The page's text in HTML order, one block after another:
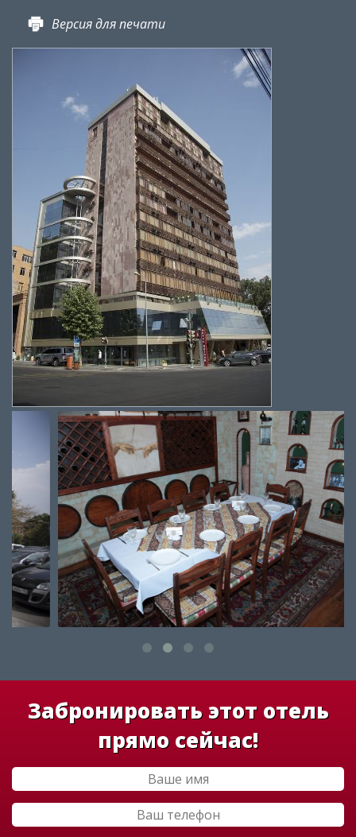
Версия для печати
Забронировать этот отель
прямо сейчас!